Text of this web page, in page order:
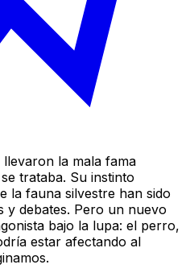
la mala fama
trataba. Su instinto
la fauna silvestre han sido
y debates. Pero un nuevo
bajo la lupa: el perro,
estar afectando al